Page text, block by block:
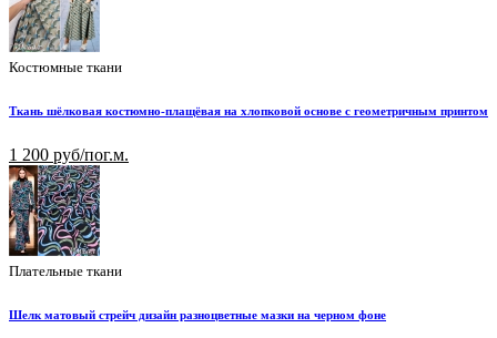
Костюмные ткани
Ткань шёлковая костюмно-плащёвая на хлопковой основе с геометричным принтом
1 200 руб/пог.м.
Плательные ткани
Шелк матовый стрейч дизайн разноцветные мазки на черном фоне